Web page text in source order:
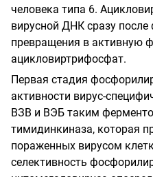
человека типа 6.
вирусной ДНК сразу
превращения в активную
ацикловиртрифосфат.
Первая стадия
активности вирус-
ВЗВ и ВЭБ таким
тимидинкиназа, которая
пораженных вирусом
селективность